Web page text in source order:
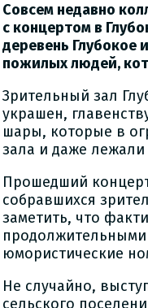
Совсем недавно
с концертом в
деревень Глубокое
пожилых людей,
Зрительный зал
украшен,
шары, которые в
зала и даже лежали
Прошедший
собравшихся
заметить, что
юмористические
Не случайно,
сельского